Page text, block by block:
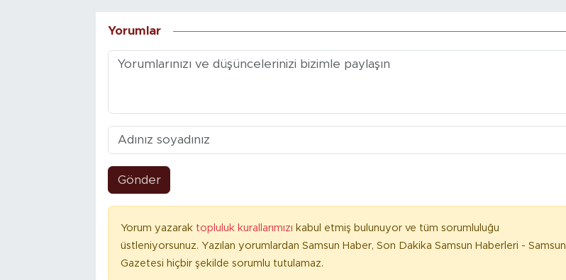
Yorumlar
Gönder
Yorum yazarak topluluk kurallarımızı kabul etmiş bulunuyor ve tüm sorumluluğu
üstleniyorsunuz. Yazılan yorumlardan Samsun Haber, Son Dakika Samsun Haberleri - Samsun
Gazetesi hiçbir şekilde sorumlu tutulamaz.